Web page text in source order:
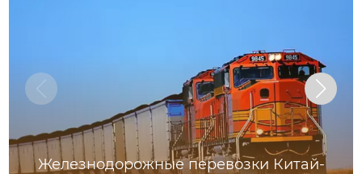
Железнодорожные перевозки Китай-